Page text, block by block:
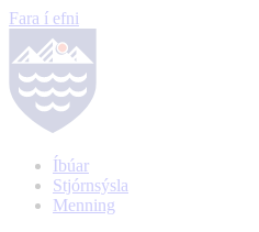
Fara í efni
Íbúar
Stjórnsýsla
Menning